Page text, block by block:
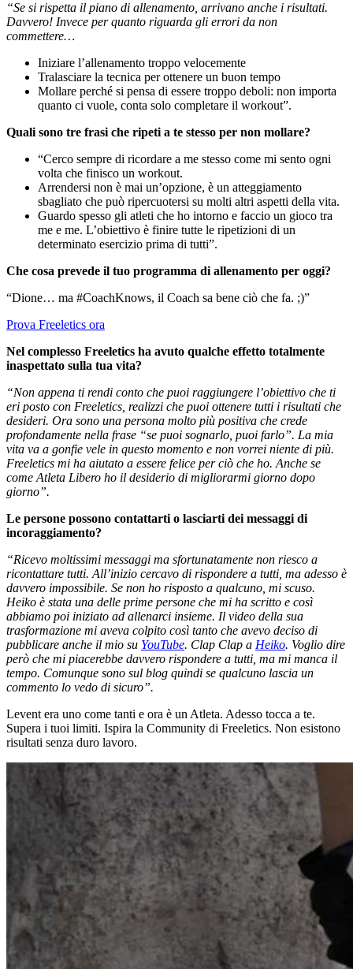
“Se si rispetta il piano di allenamento, arrivano anche i risultati.
Davvero! Invece per quanto riguarda gli errori da non
commettere…
Iniziare l’allenamento troppo velocemente
Tralasciare la tecnica per ottenere un buon tempo
Mollare perché si pensa di essere troppo deboli: non importa
quanto ci vuole, conta solo completare il workout”.
Quali sono tre frasi che ripeti a te stesso per non mollare?
“Cerco sempre di ricordare a me stesso come mi sento ogni
volta che finisco un workout.
Arrendersi non è mai un’opzione, è un atteggiamento
sbagliato che può ripercuotersi su molti altri aspetti della vita.
Guardo spesso gli atleti che ho intorno e faccio un gioco tra
me e me. L’obiettivo è finire tutte le ripetizioni di un
determinato esercizio prima di tutti”.
Che cosa prevede il tuo programma di allenamento per oggi?
“Dione… ma #CoachKnows, il Coach sa bene ciò che fa. ;)”
Prova Freeletics ora
Nel complesso Freeletics ha avuto qualche effetto totalmente
inaspettato sulla tua vita?
“Non appena ti rendi conto che puoi raggiungere l’obiettivo che ti
eri posto con Freeletics, realizzi che puoi ottenere tutti i risultati che
desideri. Ora sono una persona molto più positiva che crede
profondamente nella frase “se puoi sognarlo, puoi farlo”. La mia
vita va a gonfie vele in questo momento e non vorrei niente di più.
Freeletics mi ha aiutato a essere felice per ciò che ho. Anche se
come Atleta Libero ho il desiderio di migliorarmi giorno dopo
giorno”.
Le persone possono contattarti o lasciarti dei messaggi di
incoraggiamento?
“Ricevo moltissimi messaggi ma sfortunatamente non riesco a
ricontattare tutti. All’inizio cercavo di rispondere a tutti, ma adesso è
davvero impossibile. Se non ho risposto a qualcuno, mi scuso.
Heiko è stata una delle prime persone che mi ha scritto e così
abbiamo poi iniziato ad allenarci insieme. Il video della sua
trasformazione mi aveva colpito così tanto che avevo deciso di
pubblicare anche il mio su YouTube. Clap Clap a Heiko. Voglio dire
però che mi piacerebbe davvero rispondere a tutti, ma mi manca il
tempo. Comunque sono sul blog quindi se qualcuno lascia un
commento lo vedo di sicuro”.
Levent era uno come tanti e ora è un Atleta. Adesso tocca a te.
Supera i tuoi limiti. Ispira la Community di Freeletics. Non esistono
risultati senza duro lavoro.